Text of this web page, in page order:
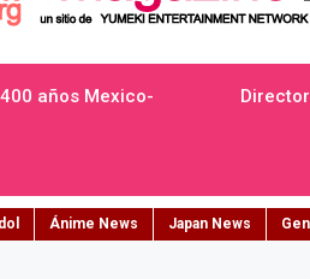
años Mexico-
Ánime News Japan News